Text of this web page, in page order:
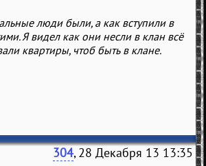
люди были, а как вступили в
Я видел как они несли в клан всё
квартиры, чтоб быть в клане.
304, 28 Декабря 13 13:35